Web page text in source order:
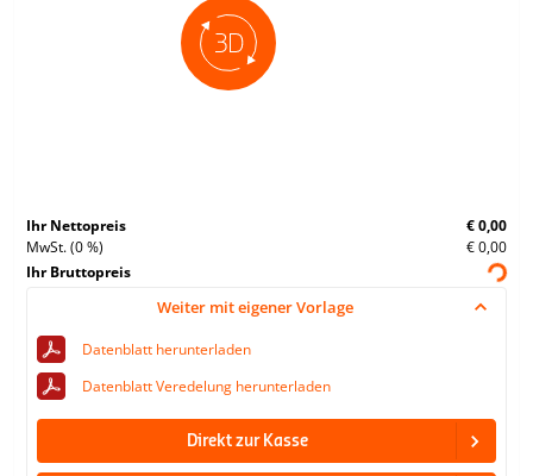
Ihr Nettopreis
€ 0,00
MwSt. (0 %)
€ 0,00
Ihr Bruttopreis
Weiter mit eigener Vorlage
Datenblatt herunterladen
Datenblatt Veredelung herunterladen
Direkt zur Kasse